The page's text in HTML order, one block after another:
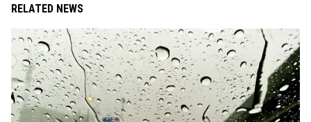
RELATED NEWS